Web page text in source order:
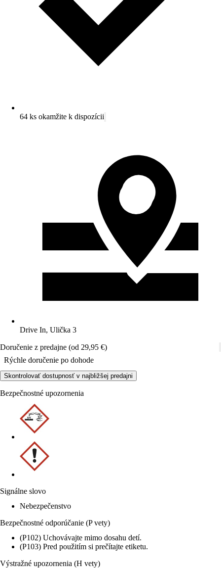
64 ks okamžite k dispozícii
Drive In, Ulička 3
Doručenie z predajne (od 29,95 €)
Rýchle doručenie po dohode
Skontrolovať dostupnosť v najbližšej predajni
Bezpečnostné upozornenia
Signálne slovo
Nebezpečenstvo
Bezpečnostné odporúčanie (P vety)
(P102) Uchovávajte mimo dosahu detí.
(P103) Pred použitím si prečítajte etiketu.
Výstražné upozornenia (H vety)